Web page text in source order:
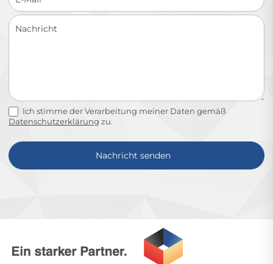
Ich stimme der Verarbeitung meiner Daten gemäß
Datenschutzerklärung zu.
Nachricht senden